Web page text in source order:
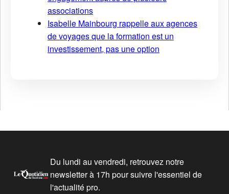
associations
Isabelle Mainbourg rappelle aux agences
de voyages que la formation est un
investissement, pas une option
Du lundi au vendredi, retrouvez notre
newsletter à 17h pour suivre l'essentiel de
l'actualité pro.